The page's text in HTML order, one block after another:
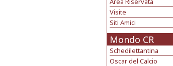
Visite
Siti Amici
Mondo CR
Schedilettantina
Oscar del Calcio